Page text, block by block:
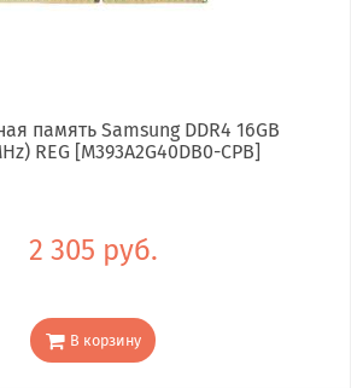
память Samsung DDR4 16GB
REG [M393A2G40DB0-CPB]
2 305 руб.
В корзину